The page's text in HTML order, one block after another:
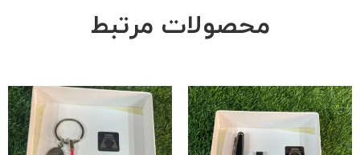
محصولات مرتبط